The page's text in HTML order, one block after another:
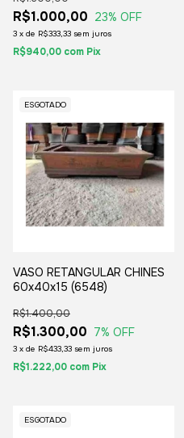
R$1.000,00 23% OFF
3 x de R$333,33 sem juros
R$940,00 com Pix
ESGOTADO
VASO RETANGULAR CHINES
60x40x15 (6548)
R$1.300,00
R$1.400,00
7% OFF
3 x de R$433,33 sem juros
R$1.222,00 com Pix
ESGOTADO